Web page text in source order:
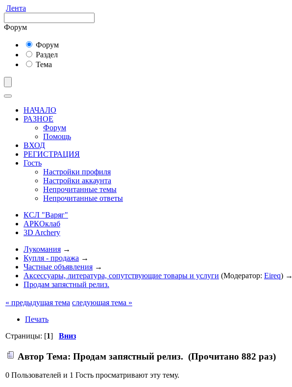
Лента
Форум
Форум
Раздел
Тема
НАЧАЛО
РАЗНОЕ
Форум
Помощь
ВХОД
РЕГИСТРАЦИЯ
Гость
Настройки профиля
Настройки аккаунта
Непрочитанные темы
Непрочитанные ответы
КСЛ "Варяг"
АРКОклаб
3D Archery
Лукомания →
Купля - продажа →
Частные объявления →
Аксессуары, литература, сопутствующие товары и услуги (Модератор: Eireq) →
Продам запястный релиз.
« предыдущая тема следующая тема »
Печать
Страницы: [1] Вниз
Автор Тема: Продам запястный релиз. (Прочитано 882 раз)
0 Пользователей и 1 Гость просматривают эту тему.